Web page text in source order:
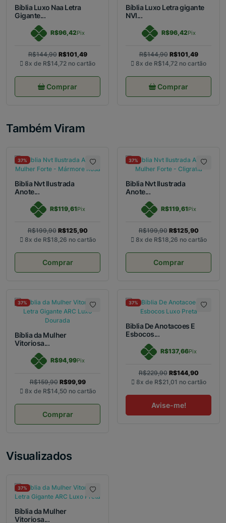
Bíblia Luxo Naa Letra
Gigante...
R$96,42Pix
R$144,90 R$101,49
8x de R$14,72 no cartão
Comprar
Bíblia Luxo Letra gigante
NVI...
R$96,42Pix
R$144,90 R$101,49
8x de R$14,72 no cartão
Comprar
Também Viram
37%
Biblia Nvt Ilustrada
Anote...
R$119,61Pix
R$199,90 R$125,90
8x de R$18,26 no cartão
Comprar
37%
Biblia Nvt Ilustrada
Anote...
R$119,61Pix
R$199,90 R$125,90
8x de R$18,26 no cartão
Comprar
37%
Bíblia da Mulher
Vitoriosa...
R$94,99Pix
R$159,90 R$99,99
8x de R$14,50 no cartão
Comprar
37%
Biblia De Anotacoes E
Esbocos...
R$137,66Pix
R$229,90 R$144,90
8x de R$21,01 no cartão
Avise-me!
Visualizados
37%
Bíblia da Mulher
Vitoriosa...